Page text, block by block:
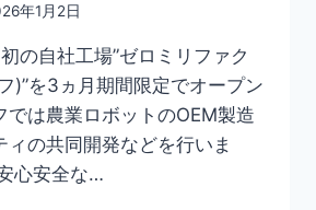
年1月2日
の自社工場”ゼロミリファク
)”を3ヵ月期間限定でオープン
では農業ロボットのOEM製造
ィの共同開発などを行いま
心安全な…